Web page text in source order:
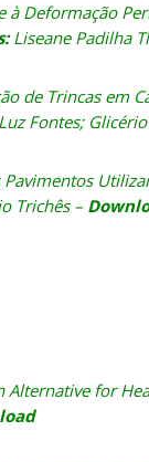
Deformação
Liseane Padilha
de Trincas em
Fontes;
Trichês –
Alternative for